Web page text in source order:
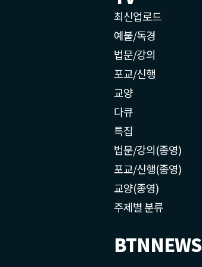
최신업로드
예불/독경
법문/강의
포교/신행
교양
다큐
특집
법문/강의(종영)
포교/신행(종영)
교양(종영)
주제별 분류
BTNNEWS